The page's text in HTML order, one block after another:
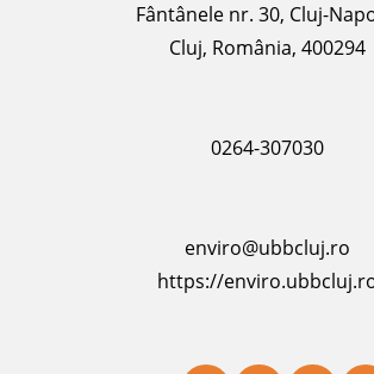
Fântânele nr. 30, Cluj-
Cluj, România, 400294
0264-307030
enviro@ubbcluj.ro
https://